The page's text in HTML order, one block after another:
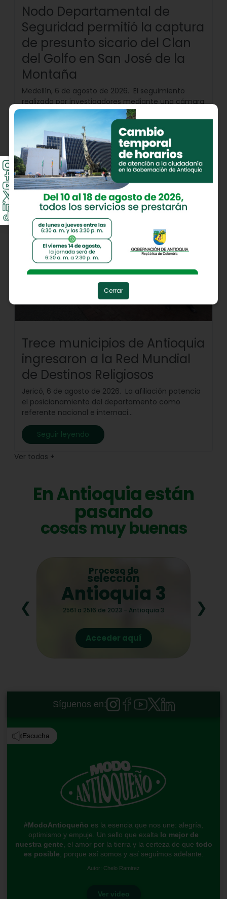
Nodo Departamental de
Seguridad permitió la captura
de presunto sicario del Clan
del Golfo en San José de la
Montaña
Medellín, 6 de agosto de 2026. El seguimiento
realizado por investigadores mediante una cámara
de videovigilancia duró tres...
Seguir leyendo
Trece municipios de Antioquia
ingresaron a la Red Mundial
de Destinos Religiosos
Jericó, 6 de agosto de 2026. La afiliación potencia
el posicionamiento del departamento como
referente nacional e internaci...
Seguir leyendo
Ver todas +
En Antioquia están
pasando
cosas muy buenas
❮
- Antioquia 3
Antioquia
Firme
Plan de Desarrollo Departamental
Acceder aquí
❯
Síguenos en:
Escucha
#ModoAntioqueño es la esencia que nos une: alegría,
optimismo y empuje. Un sello que exalta lo mejor de
nuestra gente , el amor por la tierra y la certeza de que todo
es posible , porque así somos y así seguimos adelante.
Autor: Chelo Ramirez
Ver video
Cerrar